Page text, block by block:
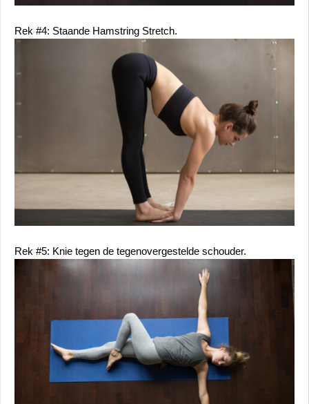
Rek #4: Staande Hamstring Stretch.
Rek #5: Knie tegen de tegenovergestelde schouder.